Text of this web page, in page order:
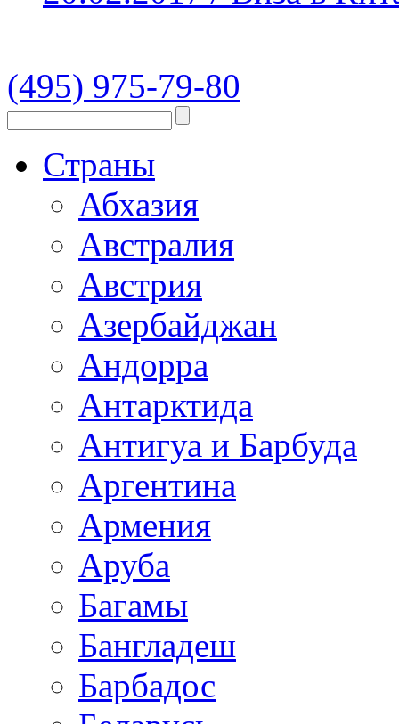
(495) 975-79-80
Страны
Абхазия
Австралия
Австрия
Азербайджан
Андорра
Антарктида
Антигуа и Барбуда
Аргентина
Армения
Аруба
Багамы
Бангладеш
Барбадос